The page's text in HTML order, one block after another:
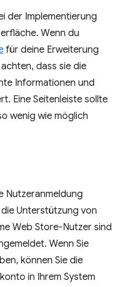
der Implementierung
Wenn du
für deine Erweiterung
dass sie die
Informationen und
Eine Seitenleiste sollte
wenig wie möglich
Nutzeranmeldung
Unterstützung von
Web Store-Nutzer sind
Wenn Sie
können Sie die
in Ihrem System